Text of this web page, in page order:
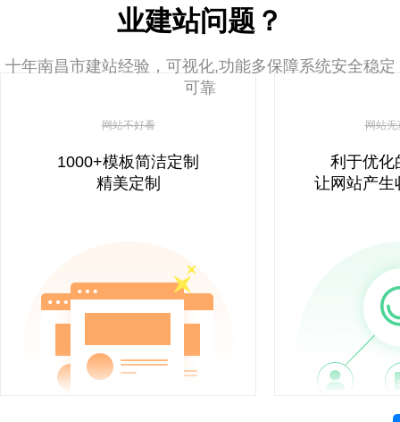
业建站问题？
十年南昌市建站经验，可视化,功能多保障系统安全稳定
可靠
网站不好看
1000+模板简洁定制
精美定制
网站无
利于优化
让网站产生